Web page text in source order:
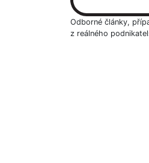
Odborné články,
z reálného